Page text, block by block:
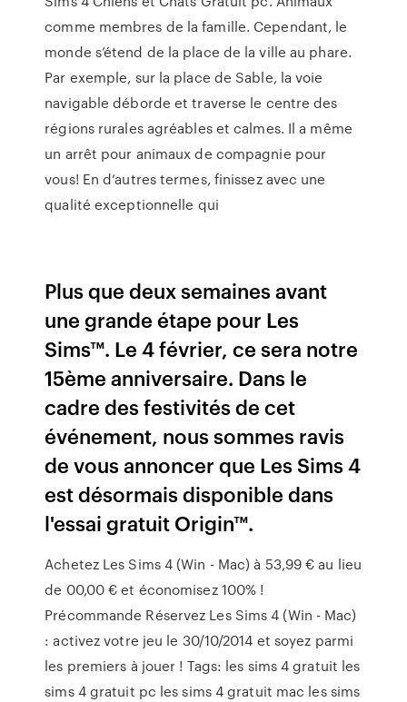
comme membres de la famille. Cependant, le
monde s’étend de la place de la ville au phare.
Par exemple, sur la place de Sable, la voie
navigable déborde et traverse le centre des
régions rurales agréables et calmes. Il a même
un arrêt pour animaux de compagnie pour
vous! En d’autres termes, finissez avec une
qualité exceptionnelle qui
Plus que deux semaines avant
une grande étape pour Les
Sims™. Le 4 février, ce sera notre
15ème anniversaire. Dans le
cadre des festivités de cet
événement, nous sommes ravis
de vous annoncer que Les Sims 4
est désormais disponible dans
l'essai gratuit Origin™.
Achetez Les Sims 4 (Win - Mac) à 53,99 € au lieu
de 00,00 € et économisez 100% !
Précommande Réservez Les Sims 4 (Win - Mac)
: activez votre jeu le 30/10/2014 et soyez parmi
les premiers à jouer ! Tags: les sims 4 gratuit les
sims 4 gratuit pc les sims 4 gratuit mac les sims